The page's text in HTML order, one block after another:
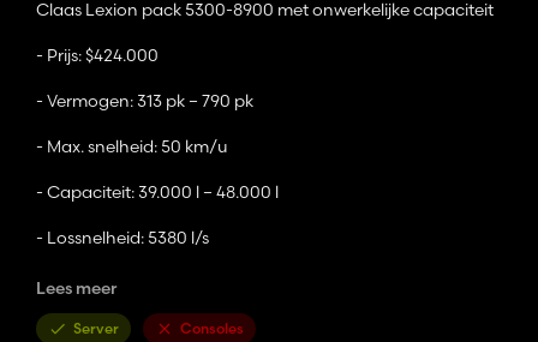
Claas Lexion pack 5300-8900 met onwerkelijke capaciteit
- Prijs: $424.000
- Vermogen: 313 pk – 790 pk
- Max. snelheid: 50 km/u
- Capaciteit: 39.000 l – 48.000 l
- Lossnelheid: 5380 l/s
- Motor inclusief graantank
Lees meer
Server Consoles